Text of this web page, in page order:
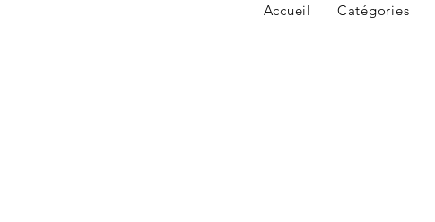
Accueil Catégories